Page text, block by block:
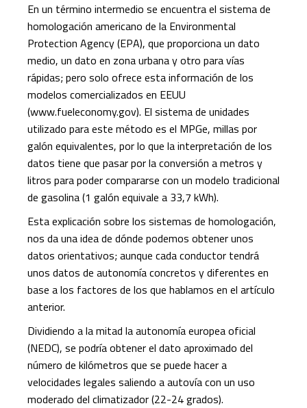
En un término intermedio se encuentra el sistema de
homologación americano de la Environmental
Protection Agency (EPA), que proporciona un dato
medio, un dato en zona urbana y otro para vías
rápidas; pero solo ofrece esta información de los
modelos comercializados en EEUU
(www.fueleconomy.gov). El sistema de unidades
utilizado para este método es el MPGe, millas por
galón equivalentes, por lo que la interpretación de los
datos tiene que pasar por la conversión a metros y
litros para poder compararse con un modelo tradicional
de gasolina (1 galón equivale a 33,7 kWh).
Esta explicación sobre los sistemas de homologación,
nos da una idea de dónde podemos obtener unos
datos orientativos; aunque cada conductor tendrá
unos datos de autonomía concretos y diferentes en
base a los factores de los que hablamos en el artículo
anterior.
Dividiendo a la mitad la autonomía europea oficial
(NEDC), se podría obtener el dato aproximado del
número de kilómetros que se puede hacer a
velocidades legales saliendo a autovía con un uso
moderado del climatizador (22-24 grados).